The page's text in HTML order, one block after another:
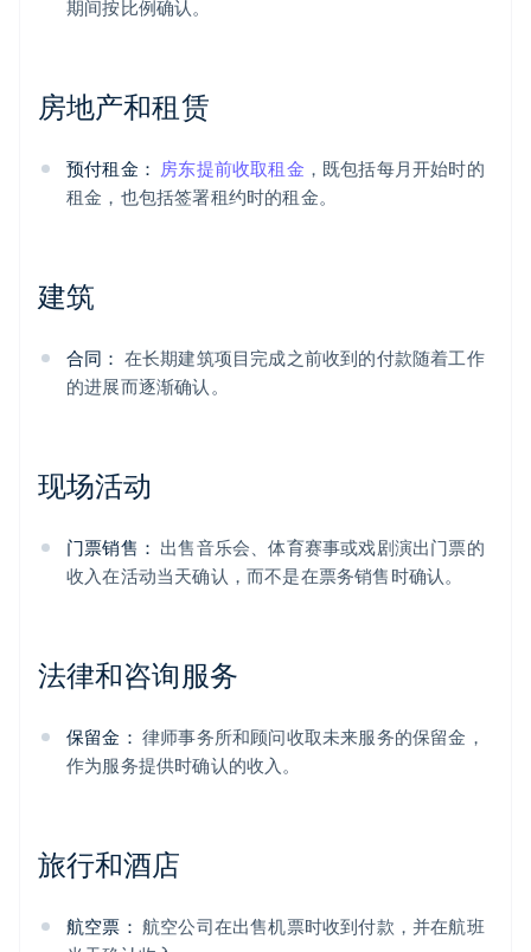
期间按比例确认。
房地产和租赁
预付租金： 房东提前收取租金 ，既包括每月开始时的
租金，也包括签署租约时的租金。
建筑
合同： 在长期建筑项目完成之前收到的付款随着工作
的进展而逐渐确认。
现场活动
门票销售： 出售音乐会、体育赛事或戏剧演出门票的
收入在活动当天确认，而不是在票务销售时确认。
法律和咨询服务
保留金： 律师事务所和顾问收取未来服务的保留金，
作为服务提供时确认的收入。
旅行和酒店
航空票： 航空公司在出售机票时收到付款，并在航班